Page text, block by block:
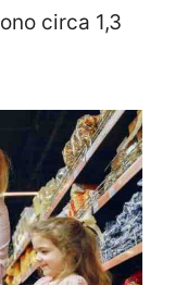
circa 1,3